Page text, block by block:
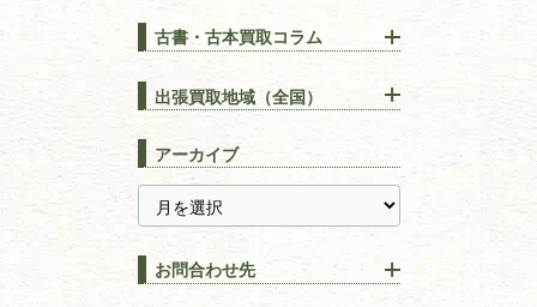
漢方・鍼灸・東洋医学
易学・占い
スピリチュアル・
全集・
趣味・教養
古書・古本買取コラム
【出張買取】古本の大量買取
りOK！効率的に売る方法
宅配買取は古本を送るだけ！
長島書店の便利な買取サービ
ス
【持ち込み買取】店頭で簡単
に古本を売るメリットとは？
上手な売り方のコツを解説
出張買取地域（全国）
千葉県
神奈川県
静岡県
山梨県
新潟県
アーカイブ
お問合わせ先